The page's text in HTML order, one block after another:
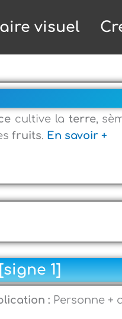
visuel
cultive la terre,
fruits. En savoir +
1]
: Personne +